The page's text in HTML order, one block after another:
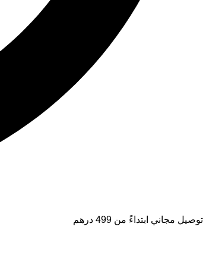
توصيل مجاني ابتداءً من 499 درهم